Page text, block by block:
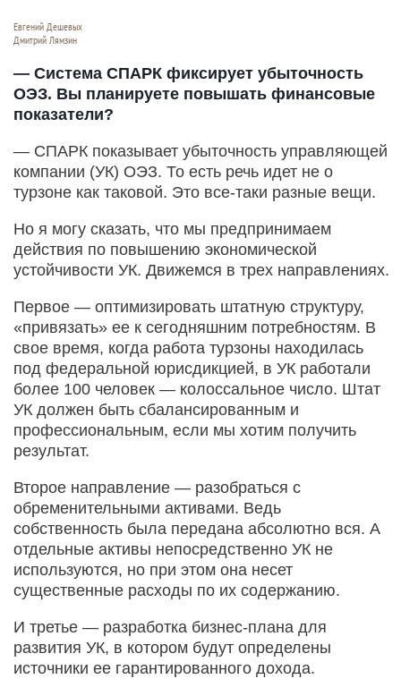
Евгений Дешевых
Дмитрий Лямзин
— Система СПАРК фиксирует убыточность
ОЭЗ. Вы планируете повышать финансовые
показатели?
— СПАРК показывает убыточность управляющей
компании (УК) ОЭЗ. То есть речь идет не о
турзоне как таковой. Это все-таки разные вещи.
Но я могу сказать, что мы предпринимаем
действия по повышению экономической
устойчивости УК. Движемся в трех направлениях.
Первое — оптимизировать штатную структуру,
«привязать» ее к сегодняшним потребностям. В
свое время, когда работа турзоны находилась
под федеральной юрисдикцией, в УК работали
более 100 человек — колоссальное число. Штат
УК должен быть сбалансированным и
профессиональным, если мы хотим получить
результат.
Второе направление — разобраться с
обременительными активами. Ведь
собственность была передана абсолютно вся. А
отдельные активы непосредственно УК не
используются, но при этом она несет
существенные расходы по их содержанию.
И третье — разработка бизнес-плана для
развития УК, в котором будут определены
источники ее гарантированного дохода.